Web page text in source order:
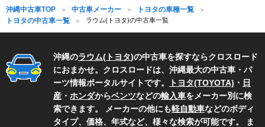
沖縄中古車TOP 中古車メーカー
トヨタの車種一覧
トヨタの中古車一覧
ラウム(トヨタ)の中古車一覧
沖縄のラウム( トヨタ)の中古車を探すならクロスロード
におまかせ。クロスロードは、沖縄最大の中古車・パ
ーツ情報ポータルサイトです。
トヨタ(TOYOTA) ・ 日
産 ・ ホンダからベンツなどの輸入車をメーカー別に検
索できます。 メーカーの他にも軽自動車などのボディ
タイプ、価格、年式など、様々な検索が可能です。 ま